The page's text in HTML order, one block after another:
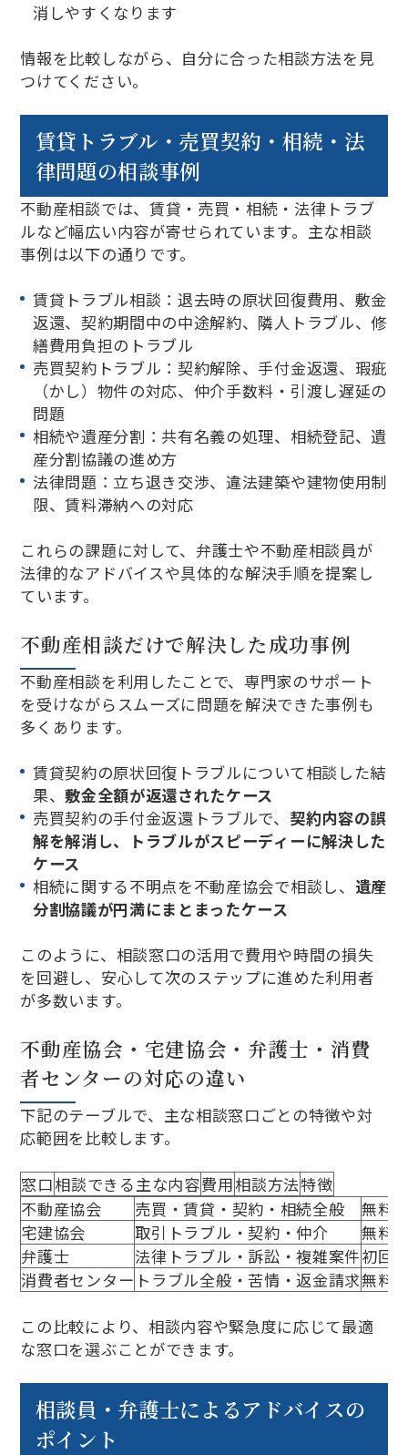
消しやすくなります
情報を比較しながら、自分に合った相談方法を見
つけてください。
賃貸トラブル・売買契約・相続・法
律問題の相談事例
不動産相談では、賃貸・売買・相続・法律トラブ
ルなど幅広い内容が寄せられています。主な相談
事例は以下の通りです。
賃貸トラブル相談：退去時の原状回復費用、敷金
返還、契約期間中の中途解約、隣人トラブル、修
繕費用負担のトラブル
売買契約トラブル：契約解除、手付金返還、瑕疵
（かし）物件の対応、仲介手数料・引渡し遅延の
問題
相続や遺産分割：共有名義の処理、相続登記、遺
産分割協議の進め方
法律問題：立ち退き交渉、違法建築や建物使用制
限、賃料滞納への対応
これらの課題に対して、弁護士や不動産相談員が
法律的なアドバイスや具体的な解決手順を提案し
ています。
不動産相談だけで解決した成功事例
不動産相談を利用したことで、専門家のサポート
を受けながらスムーズに問題を解決できた事例も
多くあります。
賃貸契約の原状回復トラブルについて相談した結
果、敷金全額が返還されたケース
売買契約の手付金返還トラブルで、 契約内容の誤
解を解消し、トラブルがスピーディーに解決した
ケース
相続に関する不明点を不動産協会で相談し、 遺産
分割協議が円満にまとまったケース
このように、相談窓口の活用で費用や時間の損失
を回避し、安心して次のステップに進めた利用者
が多数います。
不動産協会・宅建協会・弁護士・消費
者センターの対応の違い
下記のテーブルで、主な相談窓口ごとの特徴や対
応範囲を比較します。
窓口相談できる主な内容費用相談方法特徴
不動産協会
売買・賃貸・契約・相続全般
無料
宅建協会
取引トラブル・契約・仲介
無料
弁護士
法律トラブル・訴訟・複雑案件初回
消費者センター トラブル全般・苦情・返金請求無料
この比較により、相談内容や緊急度に応じて最適
な窓口を選ぶことができます。
相談員・弁護士によるアドバイスの
ポイント